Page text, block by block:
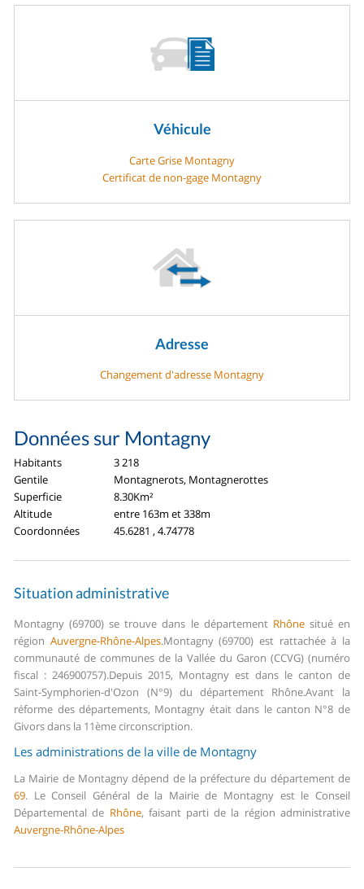
Véhicule
Carte Grise Montagny
Certificat de non-gage Montagny
Adresse
Changement d'adresse Montagny
Données sur Montagny
Habitants
3 218
Gentile
Montagnerots, Montagnerottes
Superficie
8.30Km²
Altitude
entre 163m et 338m
Coordonnées
45.6281 , 4.74778
Situation administrative
Montagny (69700) se trouve dans le département Rhônesitué en
région Auvergne-Rhône-Alpes.Montagny (69700) est rattachée à la
communauté de communes de la Vallée du Garon (CCVG) (numéro
fiscal : 246900757).Depuis 2015, Montagny est dans le canton de
Saint-Symphorien-d'Ozon (N°9) du département Rhône.Avant la
réforme des départements, Montagny était dans le canton N°8 de
Givors dans la 11ème circonscription.
Les administrations de la ville de Montagny
La Mairie de Montagny dépend de la préfecture du département de
69. Le Conseil Général de la Mairie de Montagny est le Conseil
Départemental de Rhône, faisant parti de la région administrative
Auvergne-Rhône-Alpes